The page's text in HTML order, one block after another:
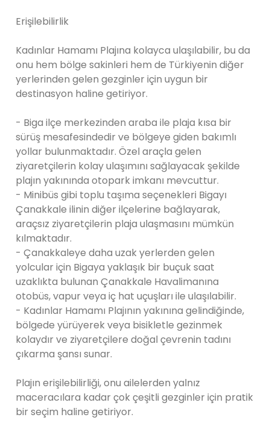
Erişilebilirlik
Kadınlar Hamamı Plajına kolayca ulaşılabilir, bu da
onu hem bölge sakinleri hem de Türkiyenin diğer
yerlerinden gelen gezginler için uygun bir
destinasyon haline getiriyor.
- Biga ilçe merkezinden araba ile plaja kısa bir
sürüş mesafesindedir ve bölgeye giden bakımlı
yollar bulunmaktadır. Özel araçla gelen
ziyaretçilerin kolay ulaşımını sağlayacak şekilde
plajın yakınında otopark imkanı mevcuttur.
- Minibüs gibi toplu taşıma seçenekleri Bigayı
Çanakkale ilinin diğer ilçelerine bağlayarak,
araçsız ziyaretçilerin plaja ulaşmasını mümkün
kılmaktadır.
- Çanakkaleye daha uzak yerlerden gelen
yolcular için Bigaya yaklaşık bir buçuk saat
uzaklıkta bulunan Çanakkale Havalimanına
otobüs, vapur veya iç hat uçuşları ile ulaşılabilir.
- Kadınlar Hamamı Plajının yakınına gelindiğinde,
bölgede yürüyerek veya bisikletle gezinmek
kolaydır ve ziyaretçilere doğal çevrenin tadını
çıkarma şansı sunar.
Plajın erişilebilirliği, onu ailelerden yalnız
maceracılara kadar çok çeşitli gezginler için pratik
bir seçim haline getiriyor.